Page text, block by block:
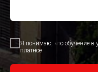
Я понимаю, что обучение в
платное